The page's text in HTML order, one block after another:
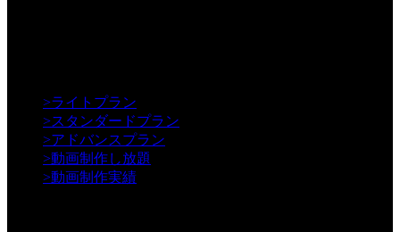
>ライトプラン
>スタンダードプラン
>アドバンスプラン
>動画制作し放題
>動画制作実績